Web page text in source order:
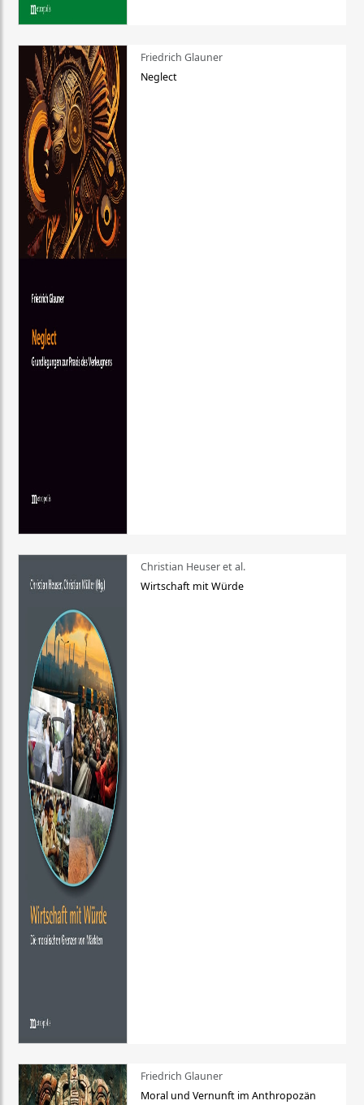
Friedrich Glauner
Neglect
Christian Heuser et al.
Wirtschaft mit Würde
Friedrich Glauner
Moral und Vernunft im Anthropozän